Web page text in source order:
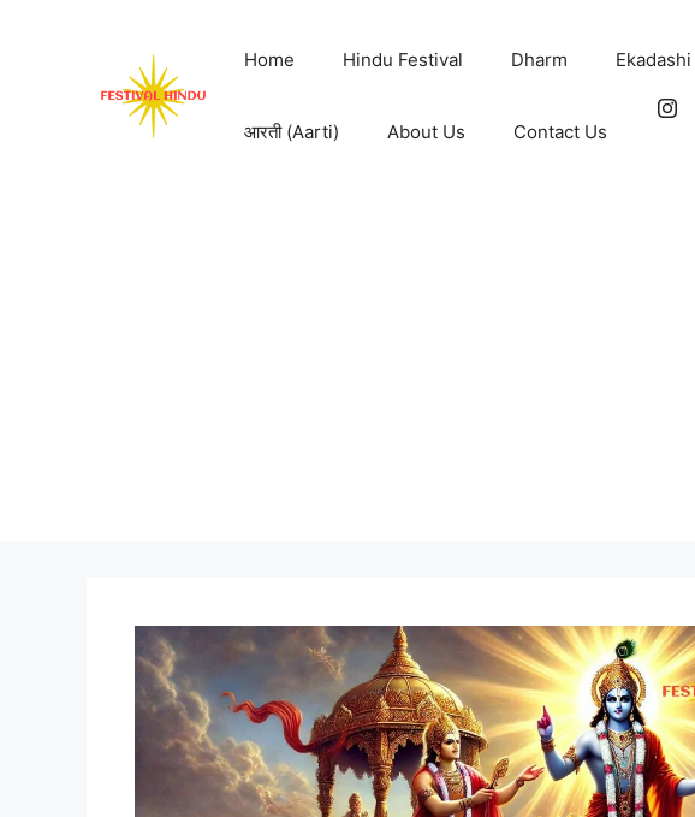
Home Hindu Festival Dharm Ekadashi
आरती (Aarti) About Us Contact Us